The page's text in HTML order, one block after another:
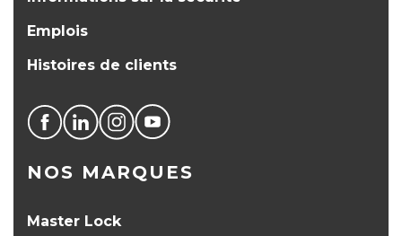
Emplois
Histoires de clients
NOS MARQUES
Master Lock